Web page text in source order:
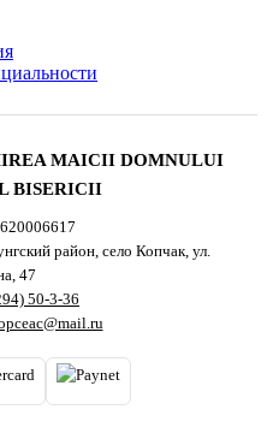
MAICII DOMNULUI
BISERICII
район, село Копчак, ул.
47
50-3-36